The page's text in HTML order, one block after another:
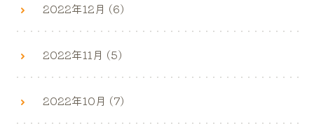
2022年12月 (6)
2022年11月 (5)
2022年10月 (7)